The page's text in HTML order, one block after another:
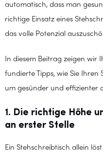
automatisch, dass man
richtige Einsatz eines
das volle Potenzial
In diesem Beitrag zeigen wir
fundierte Tipps, wie Sie Ihren
um gesünder und effizienter
1. Die richtige Höhe
an erster Stelle
Ein Stehschreibtisch allein